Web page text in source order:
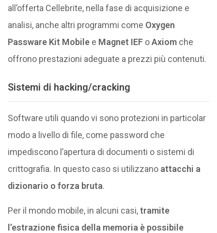
all’offerta Cellebrite, nella fase di acquisizione e
analisi, anche altri programmi come Oxygen
Passware Kit Mobilee Magnet IEFoAxiom che
offrono prestazioni adeguate a prezzi più contenuti.
Sistemi di hacking/cracking
Software utili quando vi sono protezioni in particolar
modo a livello di file, come password che
impediscono l’apertura di documenti o sistemi di
crittografia. In questo caso si utilizzano attacchi a
dizionario o forza bruta.
Per il mondo mobile, in alcuni casi,tramite
l’estrazione fisica della memoria è possibile